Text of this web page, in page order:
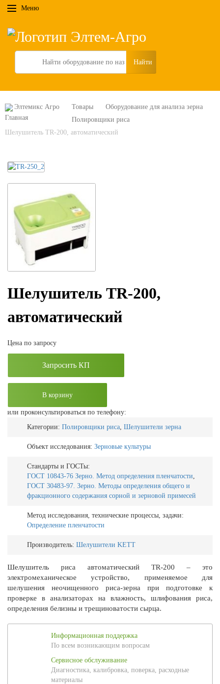
Меню
Search
Элтемикс Агро Товары
Оборудование для анализа зерна
Полировщики риса
Шелушитель TR-200, автоматический
Шелушитель TR-200,
автоматический
Цена по запросу
Запросить КП
В корзину
или проконсультироваться по телефону:
Категории: Полировщики риса Шелушители зерна
Объект исследования: Зерновые культуры
Стандарты и ГОСТы:
ГОСТ 10843-76 Зерно. Метод определения пленчатости
ГОСТ 30483-97. Зерно. Методы определения общего и
фракционного содержания сорной и зерновой примесей
Метод исследования, технические процессы, задачи:
Определение пленчатости
Производитель: Шелушители KETT
Шелушитель риса автоматический TR-200 – это
электромеханическое устройство, применяемое для
шелушения неочищенного риса-зерна при подготовке к
проверке в анализаторах на влажность, шлифования риса,
определения белизны и трещиноватости сырца.
Информационная поддержка
По всем возникающим вопросам
Сервисное обслуживание
Диагностика, калибровка, поверка, расходные
материалы